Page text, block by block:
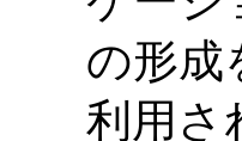
の形成
利用さ